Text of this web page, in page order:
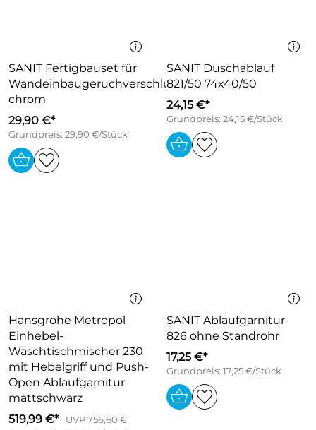
SANIT Fertigbauset für
Wandeinbaugeruchverschluss
chrom
29,90 €*
Grundpreis: 29,90 €/Stück
SANIT Duschablauf
821/50 74x40/50
24,15 €*
Grundpreis: 24,15 €/Stück
Hansgrohe Metropol
Einhebel-
Waschtischmischer 230
mit Hebelgriff und Push-
Open Ablaufgarnitur
mattschwarz
519,99 €*
UVP 756,60 €
SANIT Ablaufgarnitur
826 ohne Standrohr
17,25 €*
Grundpreis: 17,25 €/Stück